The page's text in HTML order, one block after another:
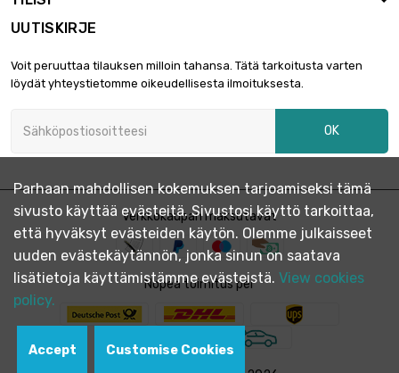
halkaisija : 3mm
1 337,23 € 
pituus : 1 Meter
pituus : 0.1 Meter
halkaisija : 5mm
707,52 € 
halkaisija : 5mm
1 273,54 €
UUTISKIRJE
Voit peruuttaa tilauksen milloin tahansa. Tätä tarkoitusta varten
löydät yhteystietomme oikeudellisesta ilmoituksesta.
OK
Verkkokaupan maksutavat
Nopea toimitus per
Parhaan mahdollisen kokemuksen tarjoamiseksi tämä
sivusto käyttää evästeitä. Sivustosi käyttö tarkoittaa,
että hyväksyt evästeiden käytön. Olemme julkaisseet
uuden evästekäytännön, jonka sinun on saatava
lisätietoja käyttämistämme evästeistä. View cookies
policy.
Accept Customise Cookies